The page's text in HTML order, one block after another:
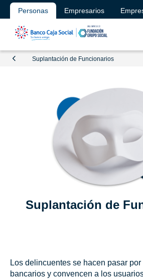
Personas Empresarios
Suplantación de Funcionarios
Suplantación de
Los delincuentes se hacen pasar
bancarios y convencen a los